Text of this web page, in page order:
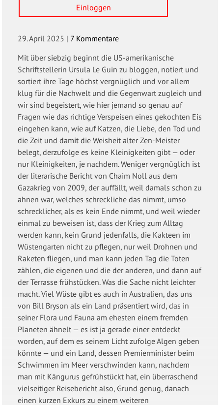
Einloggen
29. April 2025 | 7 Kommentare
Mit über siebzig beginnt die US-amerikanische
Schriftstellerin Ursula Le Guin zu bloggen, notiert und
sortiert ihre Tage höchst vergnüglich und vor allem
klug für die Nachwelt und die Gegenwart zugleich und
wir sind begeistert, wie hier jemand so genau auf
Fragen wie das richtige Verspeisen eines gekochten Eis
eingehen kann, wie auf Katzen, die Liebe, den Tod und
die Zeit und damit die Weisheit alter Zen-Meister
belegt, derzufolge es keine Kleinigkeiten gibt — oder
nur Kleinigkeiten, je nachdem. Weniger vergnüglich ist
der literarische Bericht von Chaim Noll aus dem
Gazakrieg von 2009, der auffällt, weil damals schon zu
ahnen war, welches schreckliche das nimmt, umso
schrecklicher, als es kein Ende nimmt, und weil wieder
einmal zu beweisen ist, dass der Krieg zum Alltag
werden kann, kein Grund jedenfalls, die Kakteen im
Wüstengarten nicht zu pflegen, nur weil Drohnen und
Raketen fliegen, und man kann jeden Tag die Toten
zählen, die eigenen und die der anderen, und dann auf
der Terrasse frühstücken. Was die Sache nicht leichter
macht. Viel Wüste gibt es auch in Australien, das uns
von Bill Bryson als ein Land präsentiert wird, das in
seiner Flora und Fauna am ehesten einem fremden
Planeten ähnelt — es ist ja gerade einer entdeckt
worden, auf dem es seinem Licht zufolge Algen geben
könnte — und ein Land, dessen Premierminister beim
Schwimmen im Meer verschwinden kann, nachdem
man mit Kängurus gefrühstückt hat, ein überraschend
vielseitiger Reisebericht also, Grund genug, danach
einen kurzen Exkurs zu einem weiteren